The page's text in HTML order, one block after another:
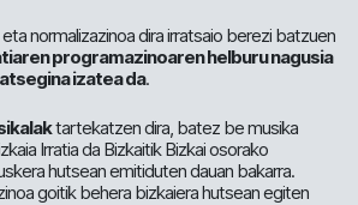
normalizazinoa dira irratsaio berezi batzuen
programazinoaren helburu nagusia
izatea da.
tartekatzen dira, batez be musika
Irratia da Bizkaitik Bizkai osorako
hutsean emitiduten dauan bakarra.
goitik behera bizkaiera hutsean egiten